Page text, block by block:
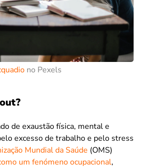
no Pexels
de exaustão física, mental e
excesso de trabalho e pelo stress
Mundial da Saúde (OMS)
um fenómeno ocupacional,